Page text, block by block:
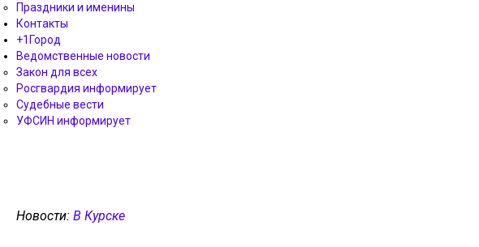
Праздники и именины
Контакты
+1Город
Ведомственные новости
Закон для всех
Росгвардия информирует
Судебные вести
УФСИН информирует
Новости: В Курске